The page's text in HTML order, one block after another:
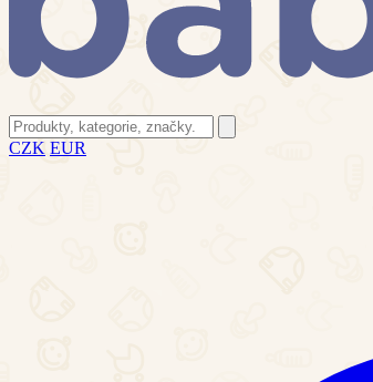
CZK EUR